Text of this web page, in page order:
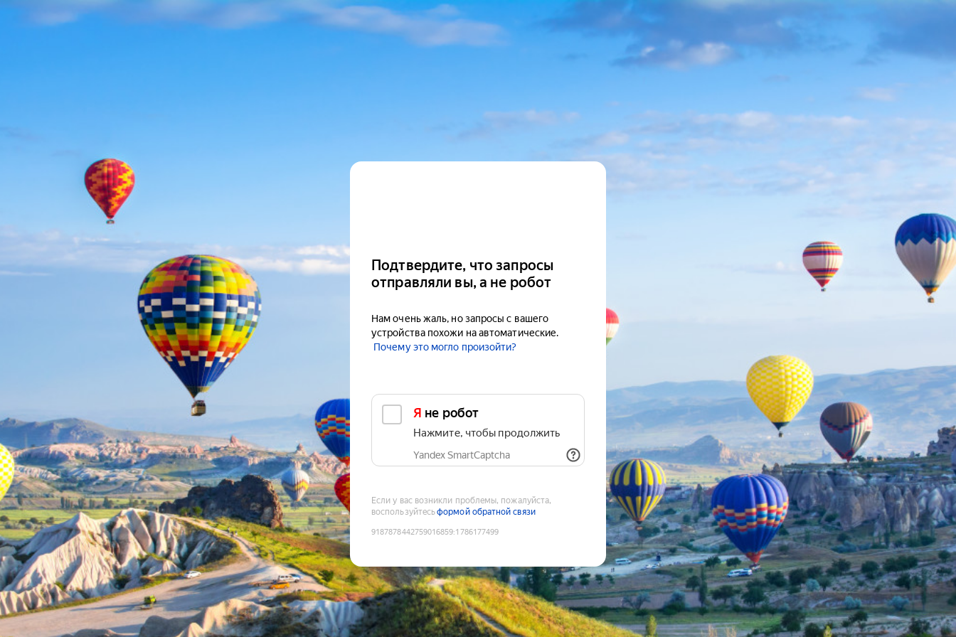
Подтвердите, что запросы
отправляли вы, а не робот
Нам очень жаль, но запросы с вашего
устройства похожи на автоматические.
Почему это могло произойти?
Я не робот
Нажмите, чтобы продолжить
Yandex SmartCaptcha
Если у вас возникли проблемы, пожалуйста,
воспользуйтесьформой обратной связи
9187878442759016859:1786177499